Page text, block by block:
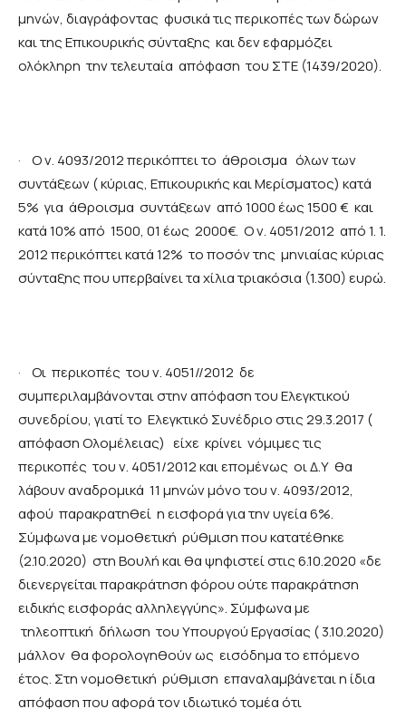
μηνών, διαγράφοντας φυσικά τις περικοπές των δώρων
και της Επικουρικής σύνταξης και δεν εφαρμόζει
ολόκληρη την τελευταία απόφαση του ΣΤΕ (1439/2020).
· Ο ν. 4093/2012 περικόπτει το άθροισμα όλων των
συντάξεων ( κύριας, Επικουρικής και Μερίσματος) κατά
5% για άθροισμα συντάξεων από 1000 έως 1500 € και
κατά 10% από 1500, 01 έως 2000€. Ο ν. 4051/2012 από 1. 1.
2012 περικόπτει κατά 12% το ποσόν της μηνιαίας κύριας
σύνταξης που υπερβαίνει τα χίλια τριακόσια (1.300) ευρώ.
· Οι περικοπές του ν. 4051//2012 δε
συμπεριλαμβάνονται στην απόφαση του Ελεγκτικού
συνεδρίου, γιατί το Ελεγκτικό Συνέδριο στις 29.3.2017 (
απόφαση Ολομέλειας) είχε κρίνει νόμιμες τις
περικοπές του ν. 4051/2012 και επομένως οι Δ.Υ θα
λάβουν αναδρομικά 11 μηνών μόνο του ν. 4093/2012,
αφού παρακρατηθεί η εισφορά για την υγεία 6%.
Σύμφωνα με νομοθετική ρύθμιση που κατατέθηκε
(2.10.2020) στη Βουλή και θα ψηφιστεί στις 6.10.2020 «δε
διενεργείται παρακράτηση φόρου ούτε παρακράτηση
ειδικής εισφοράς αλληλεγγύης». Σύμφωνα με
τηλεοπτική δήλωση του Υπουργού Εργασίας ( 3.10.2020)
μάλλον θα φορολογηθούν ως εισόδημα το επόμενο
έτος. Στη νομοθετική ρύθμιση επαναλαμβάνεται η ίδια
απόφαση που αφορά τον ιδιωτικό τομέα ότι